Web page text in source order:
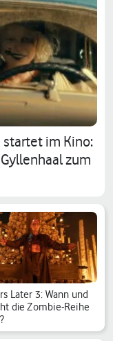
startet im Kino:
zum
Later 3: Wann und
die Zombie-Reihe